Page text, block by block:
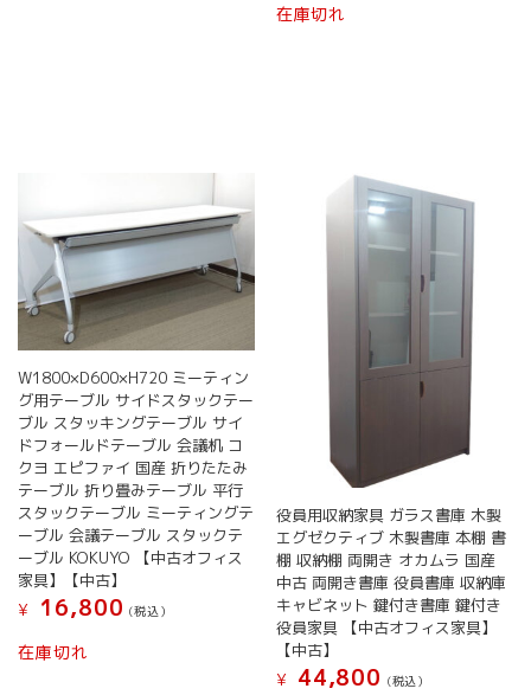
在庫切れ
W1800×D600×H720 ミーティン
グ用テーブル サイドスタックテー
ブル スタッキングテーブル サイ
ドフォールドテーブル 会議机 コ
クヨ エピファイ 国産 折りたたみ
テーブル 折り畳みテーブル 平行
スタックテーブル ミーティングテ
ーブル 会議テーブル スタックテ
ーブル KOKUYO 【中古オフィス
家具】【中古】
¥
16,800 (税込）
在庫切れ
役員用収納家具 ガラス書庫 木製
エグゼクティブ 木製書庫 本棚 書
棚 収納棚 両開き オカムラ 国産
中古 両開き書庫 役員書庫 収納庫
キャビネット 鍵付き書庫 鍵付き
役員家具 【中古オフィス家具】
【中古】
¥
44,800 (税込）